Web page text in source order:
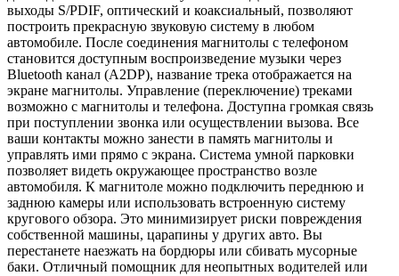
выходы S/PDIF, оптический и коаксиальный, позволяют
построить прекрасную звуковую систему в любом
автомобиле. После соединения магнитолы с телефоном
становится доступным воспроизведение музыки через
Bluetooth канал (A2DP), название трека отображается на
экране магнитолы. Управление (переключение) треками
возможно с магнитолы и телефона. Доступна громкая связь
при поступлении звонка или осуществлении вызова. Все
ваши контакты можно занести в память магнитолы и
управлять ими прямо с экрана. Система умной парковки
позволяет видеть окружающее пространство возле
автомобиля. К магнитоле можно подключить переднюю и
заднюю камеры или использовать встроенную систему
кругового обзора. Это минимизирует риски повреждения
собственной машины, царапины у других авто. Вы
перестанете наезжать на бордюры или сбивать мусорные
баки. Отличный помощник для неопытных водителей или